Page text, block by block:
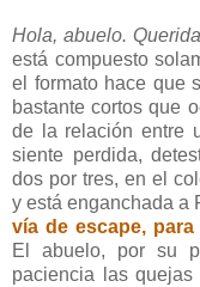
Hola, abuelo.
está compuesto
el formato hace que
bastante cortos que
de la relación entre
siente perdida,
dos por tres, en el
y está enganchada a
vía de escape,
El abuelo, por su
paciencia las